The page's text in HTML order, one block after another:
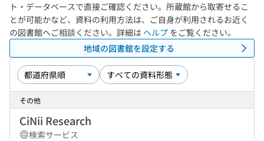
ト・データベースで直接ご確認ください。所蔵館から取寄せるこ
とが可能かなど、資料の利用方法は、ご自身が利用されるお近く
の図書館へご相談ください。詳細は ヘルプ をご覧ください。
地域の図書館を設定する
その他
CiNii Research
検索サービス